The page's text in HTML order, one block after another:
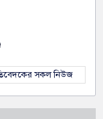
সকল নিউজ